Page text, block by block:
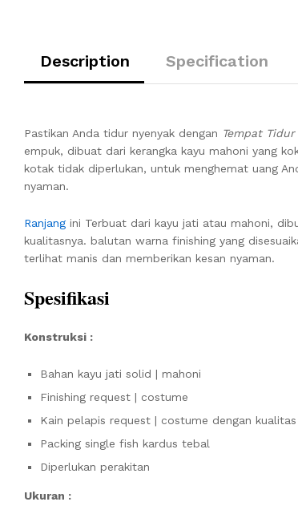
Description Specification
Pastikan Anda tidur nyenyak dengan Tempat
empuk, dibuat dari kerangka kayu mahoni yang
kotak tidak diperlukan, untuk menghemat uang
nyaman.
Ranjang ini Terbuat dari kayu jati atau mahoni,
kualitasnya. balutan warna finishing yang
terlihat manis dan memberikan kesan nyaman.
Spesifikasi
Konstruksi :
Bahan kayu jati solid | mahoni
Finishing request | costume
Kain pelapis request | costume dengan
Packing single fish kardus tebal
Diperlukan perakitan
Ukuran :